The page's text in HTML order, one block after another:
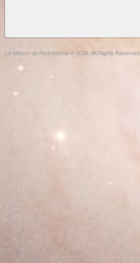
La Maison de l'Astronomie © 2026. All Rights Reserved.